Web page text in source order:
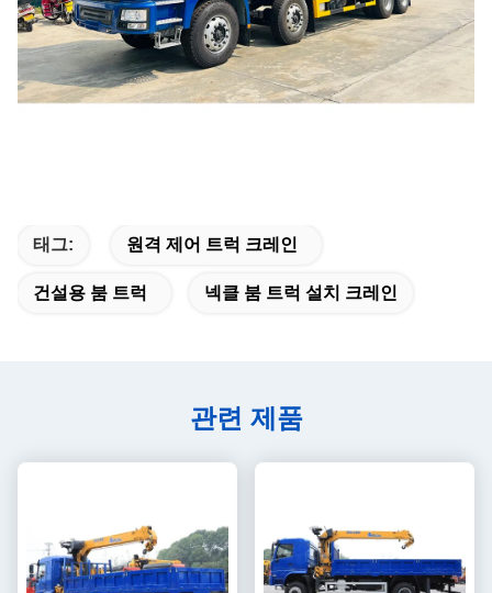
태그: 원격 제어 트럭 크레인
건설용 붐 트럭 넥클 붐 트럭 설치 크레인
관련 제품